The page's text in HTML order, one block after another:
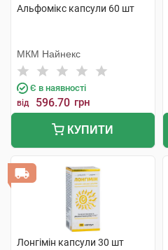
Альфомікс капсули 60 шт
МКМ Найнекс
Є в наявності
від 596.70 грн
КУПИТИ
Лонгімін капсули 30 шт